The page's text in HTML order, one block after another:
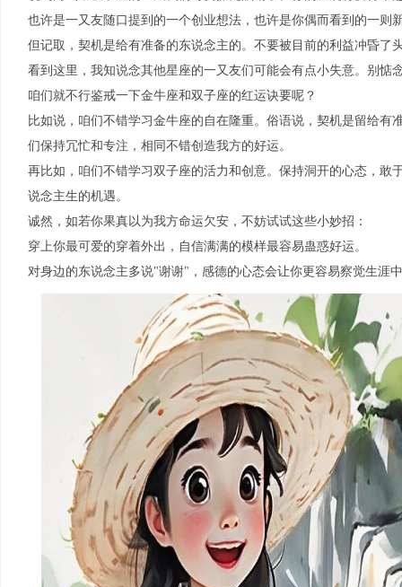
也许是一又友随口提到的一个创业想法，也许是你偶而看到的一则
但记取，契机是给有准备的东说念主的。不要被目前的利益冲昏了
看到这里，我知说念其他星座的一又友们可能会有点小失意。别惦
咱们就不行鉴戒一下金牛座和双子座的红运诀要呢？
比如说，咱们不错学习金牛座的自在隆重。俗语说，契机是留给有
们保持冗忙和专注，相同不错创造我方的好运。
再比如，咱们不错学习双子座的活力和创意。保持洞开的心态，敢
说念主生的机遇。
诚然，如若你果真以为我方命运欠安，不妨试试这些小妙招：
穿上你最可爱的穿着外出，自信满满的模样最容易蛊惑好运。
对身边的东说念主多说"谢谢"，感德的心态会让你更容易察觉生涯